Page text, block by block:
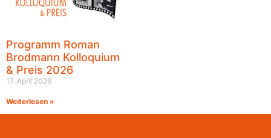
Programm Roman
Brodmann Kolloquium
& Preis 2026
17. April 2026
Weiterlesen »